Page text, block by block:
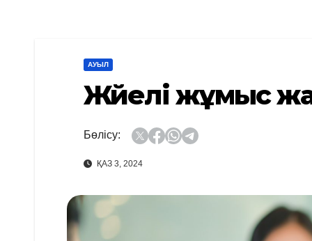
АУЫЛ
Жүйелі жұмыс
Бөлісу:
ҚАЗ 3, 2024